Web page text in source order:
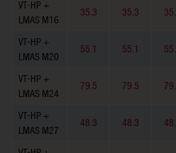
VT-HP +
LMAS M16
35.3 35.3
VT-HP +
LMAS M20
55.1 55.1
VT-HP +
LMAS M24
79.5 79.5
VT-HP +
LMAS M27
48.3 48.3